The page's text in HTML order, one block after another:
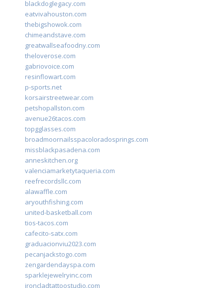
blackdoglegacy.com
eatvivahouston.com
thebigshowok.com
chimeandstave.com
greatwallseafoodny.com
theloverose.com
gabriovoice.com
resinflowart.com
p-sports.net
korsairstreetwear.com
petshopallston.com
avenue26tacos.com
topgglasses.com
broadmoornailsspacoloradosprings.com
missblackpasadena.com
anneskitchen.org
valenciamarketytaqueria.com
reefrecordsllc.com
alawaffle.com
aryouthfishing.com
united-basketball.com
tios-tacos.com
cafecito-satx.com
graduacionviu2023.com
pecanjackstogo.com
zengardendayspa.com
sparklejewelryinc.com
ironcladtattoostudio.com